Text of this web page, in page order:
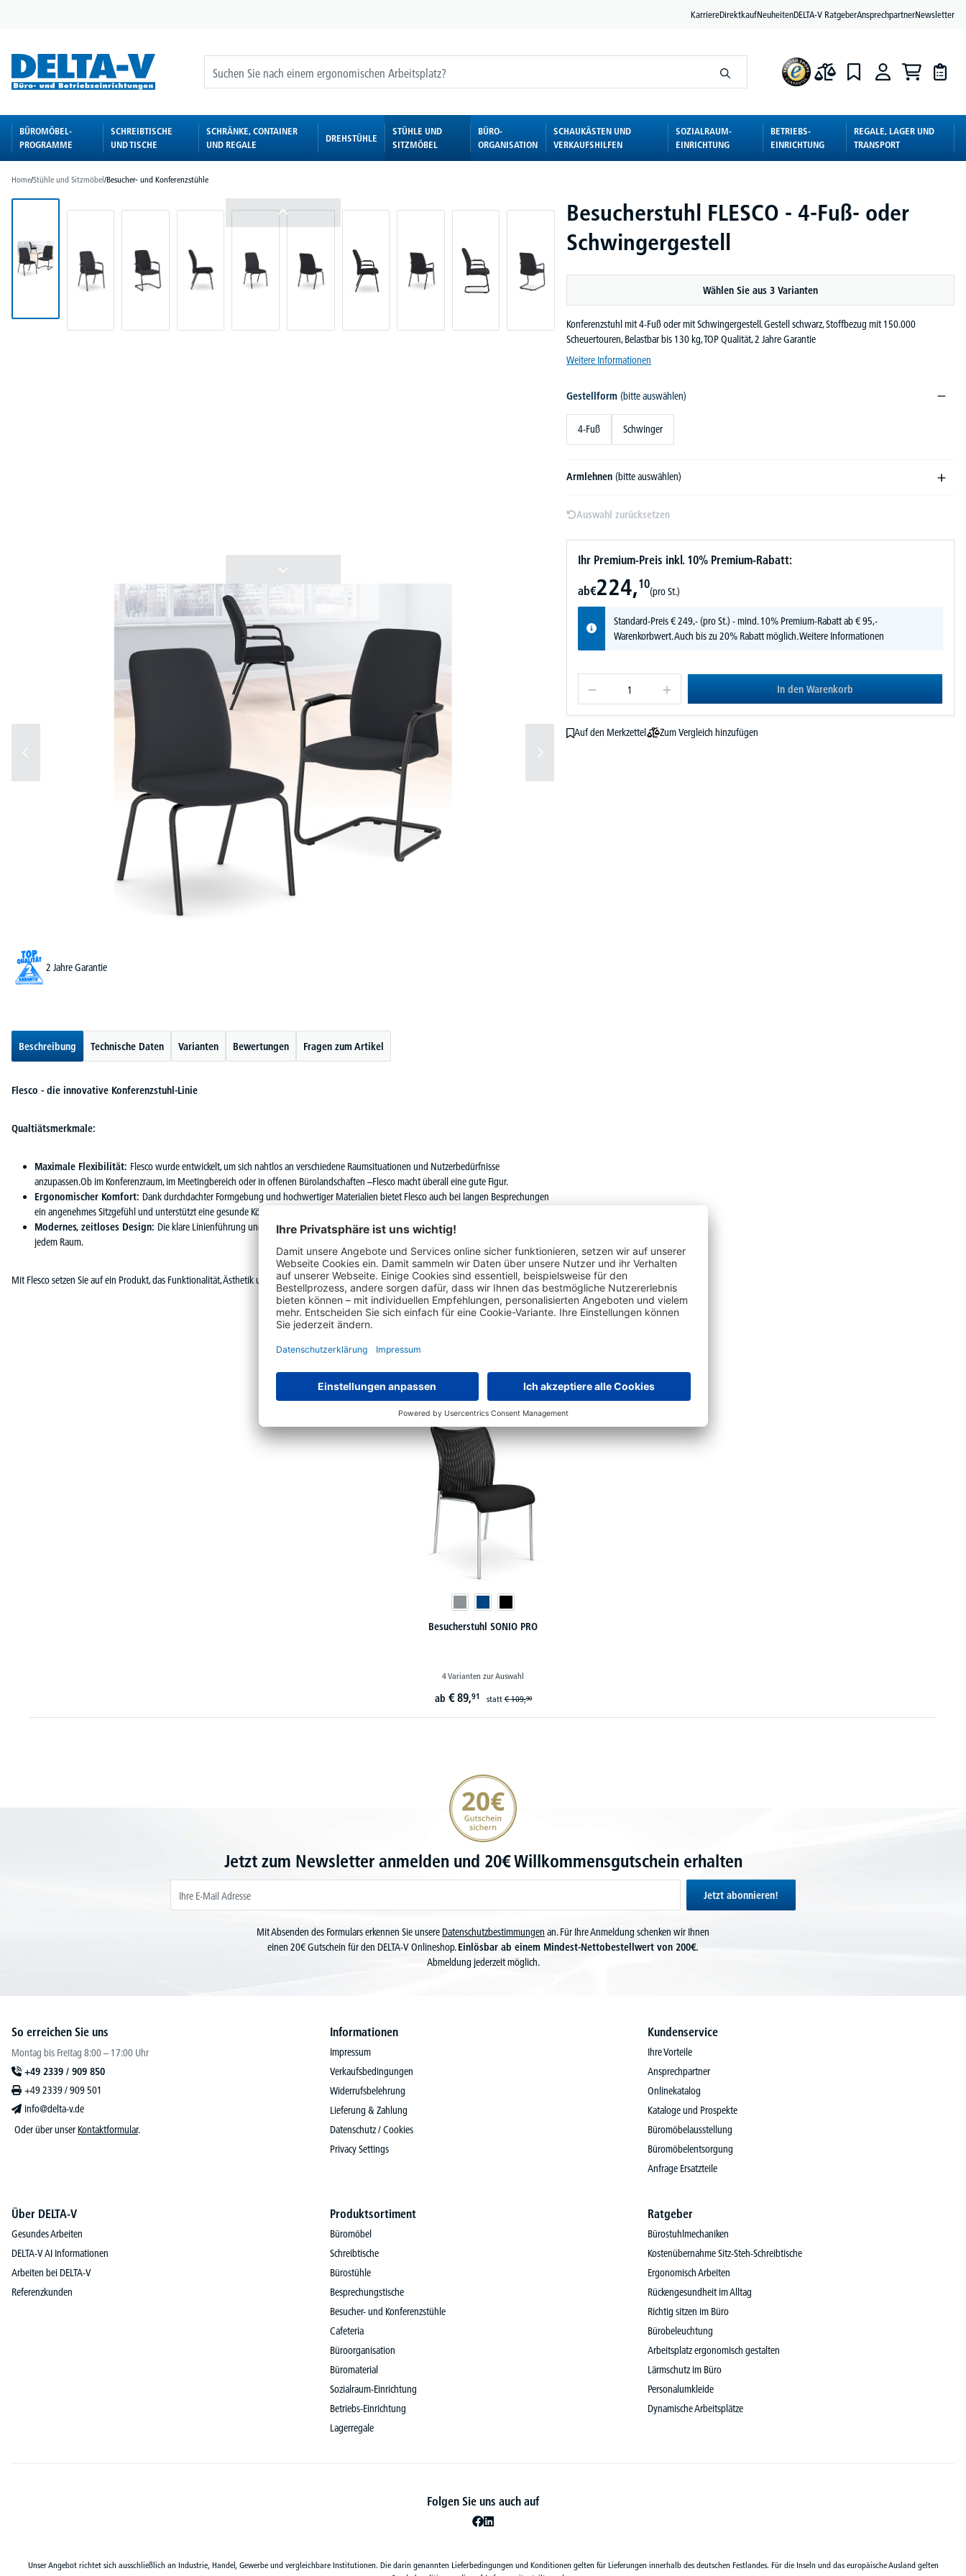
KarriereDirektkaufNeuheitenDELTA-V RatgeberAnsprechpartnerNewsletter
BÜROMÖBEL-
PROGRAMME
SCHREIBTISCHE
UND TISCHE
SCHRÄNKE, CONTAINER
UND REGALE
DREHSTÜHLE
STÜHLE UND
SITZMÖBEL
BÜRO-
ORGANISATION
SCHAUKÄSTEN UND
VERKAUFSHILFEN
SOZIALRAUM-
EINRICHTUNG
BETRIEBS-
EINRICHTUNG
REGALE, LAGER UND
TRANSPORT
Home/Stühle und Sitzmöbel/Besucher- und Konferenzstühle
Besucherstuhl FLESCO - 4-Fuß- oder
Schwingergestell
Wählen Sie aus 3 Varianten
Konferenzstuhl mit 4-Fuß oder mit Schwingergestell. Gestell schwarz, Stoffbezug mit 150.000
Scheuertouren, Belastbar bis 130 kg, TOP Qualität, 2 Jahre Garantie
Weitere Informationen
Gestellform (bitte auswählen)
4-Fuß Schwinger
Armlehnen (bitte auswählen)
Auswahl zurücksetzen
Ihr Premium-Preis inkl. 10% Premium-Rabatt:
ab€224,10
(pro St.)
Standard-Preis€249,-(pro St.) - mind. 10% Premium-Rabatt ab € 95,-
Warenkorbwert. Auch bis zu 20% Rabatt möglich.Weitere Informationen
In den Warenkorb
Auf den Merkzettel Zum Vergleich hinzufügen
2 Jahre Garantie
Beschreibung Technische Daten Varianten Bewertungen Fragen zum Artikel
Flesco - die innovative Konferenzstuhl-Linie
Qualtiätsmerkmale:
Maximale Flexibilität: Flesco wurde entwickelt, um sich nahtlos an verschiedene Raumsituationen und Nutzerbedürfnisse
anzupassen.Ob im Konferenzraum, im Meetingbereich oder in offenen Bürolandschaften –Flesco macht überall eine gute Figur.
Ergonomischer Komfort: Dank durchdachter Formgebung und hochwertiger Materialien bietet Flesco auch bei langen Besprechungen
ein angenehmes Sitzgefühl und unterstützt eine gesunde Körperhaltung.
Modernes, zeitloses Design: Die klare Linienführung und die Auswahl edler Bezugsstoffe machen Flesco zu einem echten Blickfang in
jedem Raum.
Mit Flesco setzen Sie auf ein Produkt, das Funktionalität, Ästhetik und Komfort auf höchstem Niveau vereint.
Das hat auch andere Kunden interessiert
Besucherstuhl SONIO PRO
4 Varianten zur Auswahl
ab € 89,91 statt€ 109,90
20€ Gutschein sichern
Jetzt zum Newsletter anmelden und 20€ Willkommensgutschein erhalten
Jetzt abonnieren!
Mit Absenden des Formulars erkennen Sie unsere Datenschutzbestimmungen an. Für Ihre Anmeldung schenken wir Ihnen
einen 20€ Gutschein für den DELTA-V Onlineshop.Einlösbar ab einem Mindest-Nettobestellwert von 200€.
Abmeldung jederzeit möglich.
So erreichen Sie uns
Montag bis Freitag 8:00 – 17:00 Uhr
+49 2339 / 909 850
+49 2339 / 909 501
info@delta-v.de
Oder über unser Kontaktformular.
Informationen
Impressum
Verkaufsbedingungen
Widerrufsbelehrung
Lieferung & Zahlung
Datenschutz / Cookies
Privacy Settings
Kundenservice
Ihre Vorteile
Ansprechpartner
Onlinekatalog
Kataloge und Prospekte
Büromöbelausstellung
Büromöbelentsorgung
Anfrage Ersatzteile
Über DELTA-V
Gesundes Arbeiten
DELTA-V AI Informationen
Arbeiten bei DELTA-V
Referenzkunden
Produktsortiment
Büromöbel
Schreibtische
Bürostühle
Besprechungstische
Besucher- und Konferenzstühle
Cafeteria
Büroorganisation
Büromaterial
Sozialraum-Einrichtung
Betriebs-Einrichtung
Lagerregale
Ratgeber
Bürostuhlmechaniken
Kostenübernahme Sitz-Steh-Schreibtische
Ergonomisch Arbeiten
Rückengesundheit im Alltag
Richtig sitzen im Büro
Bürobeleuchtung
Arbeitsplatz ergonomisch gestalten
Lärmschutz im Büro
Personalumkleide
Dynamische Arbeitsplätze
Folgen Sie uns auch auf
Unser Angebot richtet sich ausschließlich an Industrie, Handel, Gewerbe und vergleichbare Institutionen. Die darin genannten Lieferbedingungen und Konditionen gelten für Lieferungen innerhalb des deutschen Festlandes. Für die Inseln und das europäische Ausland gelten